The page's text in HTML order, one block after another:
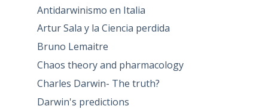
Antidarwinismo en Italia
Artur Sala y la Ciencia perdida
Bruno Lemaitre
Chaos theory and pharmacology
Charles Darwin- The truth?
Darwin's predictions